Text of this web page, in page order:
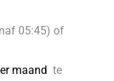
05:45) of
maand te